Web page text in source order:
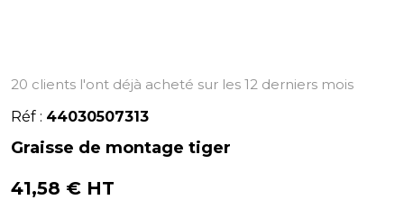
20 clients l'ont déjà acheté sur les 12 derniers mois
Réf : 44030507313
Graisse de montage tiger
41,58 € HT